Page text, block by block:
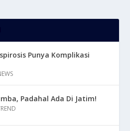
Punya Komplikasi
Padahal Ada Di Jatim!